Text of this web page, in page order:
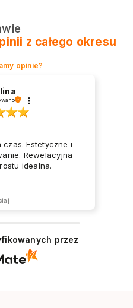
manicure!
z całego okresu
opinie?
czas. Estetyczne i
Rewelacyjna
idealna.
przez